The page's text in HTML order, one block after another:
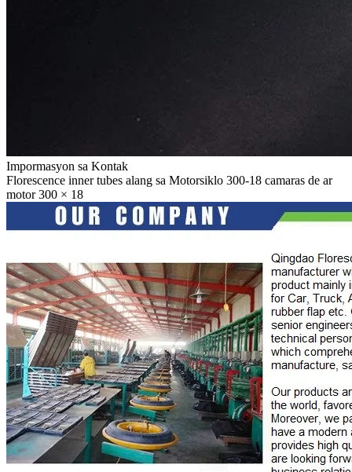
Impormasyon sa Kontak
Florescence inner tubes alang sa Motorsiklo 300-18 camaras de ar
motor 300 × 18